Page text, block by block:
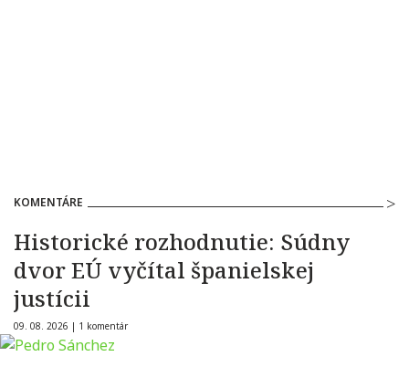
KOMENTÁRE
Historické rozhodnutie: Súdny
dvor EÚ vyčítal španielskej
justícii
09. 08. 2026 | 1 komentár